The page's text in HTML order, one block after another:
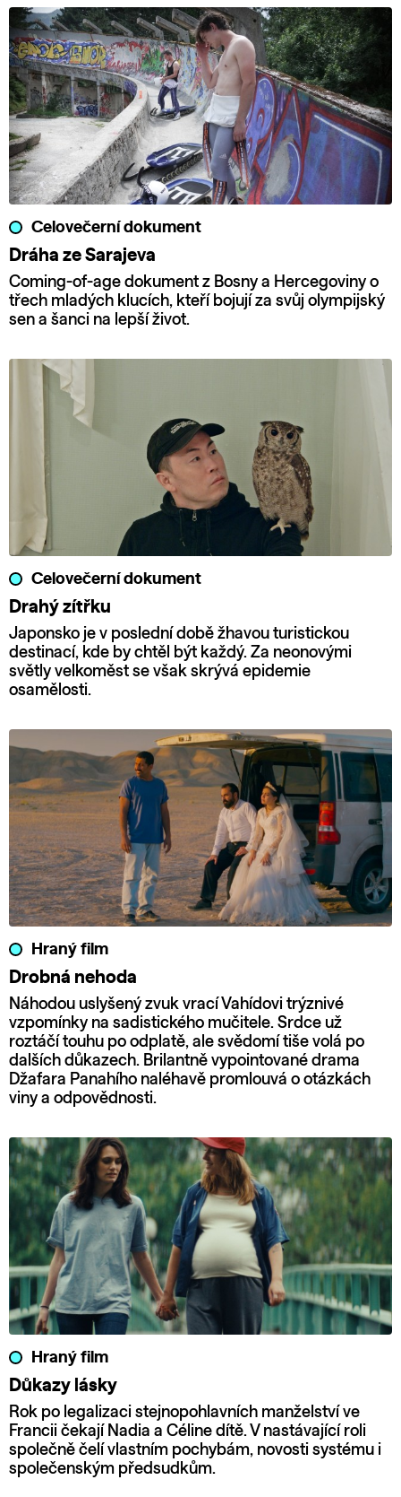
Celovečerní dokument
Dráha ze Sarajeva
Coming-of-age dokument z Bosny a Hercegoviny o
třech mladých klucích, kteří bojují za svůj olympijský
sen a šanci na lepší život.
Celovečerní dokument
Drahý zítřku
Japonsko je v poslední době žhavou turistickou
destinací, kde by chtěl být každý. Za neonovými
světly velkoměst se však skrývá epidemie
osamělosti.
Hraný film
Drobná nehoda
Náhodou uslyšený zvuk vrací Vahídovi trýznivé
vzpomínky na sadistického mučitele. Srdce už
roztáčí touhu po odplatě, ale svědomí tiše volá po
dalších důkazech. Brilantně vypointované drama
Džafara Panahího naléhavě promlouvá o otázkách
viny a odpovědnosti.
Hraný film
Důkazy lásky
Rok po legalizaci stejnopohlavních manželství ve
Francii čekají Nadia a Céline dítě. V nastávající roli
společně čelí vlastním pochybám, novosti systému i
společenským předsudkům.